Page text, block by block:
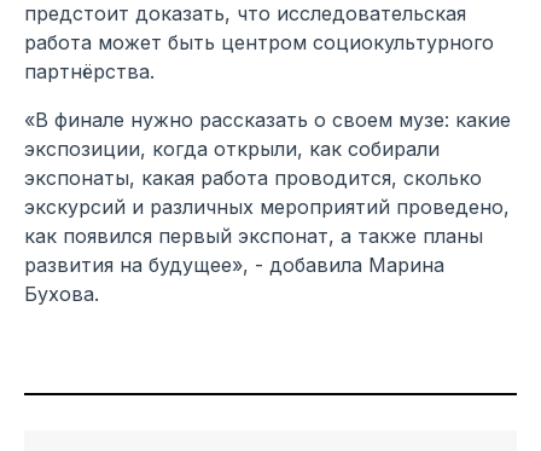
предстоит доказать, что исследовательская
работа может быть центром социокультурного
партнёрства.
«В финале нужно рассказать о своем музе: какие
экспозиции, когда открыли, как собирали
экспонаты, какая работа проводится, сколько
экскурсий и различных мероприятий проведено,
как появился первый экспонат, а также планы
развития на будущее», - добавила Марина
Бухова.